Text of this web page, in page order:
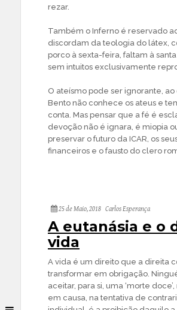
rezar.
Também o Inferno é reservado
discordam da teologia do látex,
porco à sexta-feira, faltam à
sem intuitos exclusivamente
O ateísmo pode ser ignorante, ao
Bento não conhece os ateus e
conta. Mas pensar que a fé é
devoção não é ignara, é miopia
preservar o futuro da ICAR, os
financeiros e o fausto do clero
25 de Maio, 2018 Carlos Esperança
A eutanásia e o
vida
A vida é um direito que a direita
transformar em obrigação.
aceitar, para si, uma ‘morte
em causa, na tentativa de